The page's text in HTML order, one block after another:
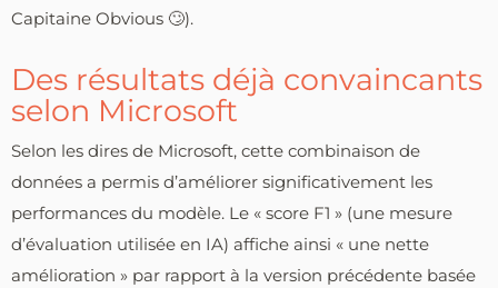
Capitaine Obvious 🙄).
Des résultats déjà convaincants
selon Microsoft
Selon les dires de Microsoft, cette combinaison de
données a permis d’améliorer significativement les
performances du modèle. Le « score F1 » (une mesure
d’évaluation utilisée en IA) affiche ainsi « une nette
amélioration » par rapport à la version précédente basée